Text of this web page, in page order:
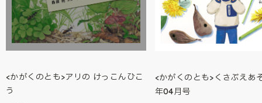
<かがくのとも>アリの けっこんひこ
う
<かがくのとも>くさぶえあ
年04月号